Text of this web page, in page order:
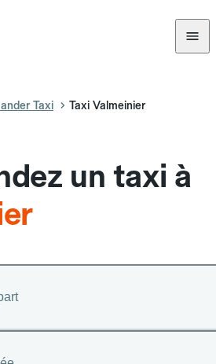
Taxi Taxi Valmeinier
un taxi à